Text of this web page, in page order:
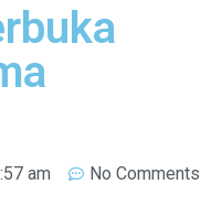
am No Comments